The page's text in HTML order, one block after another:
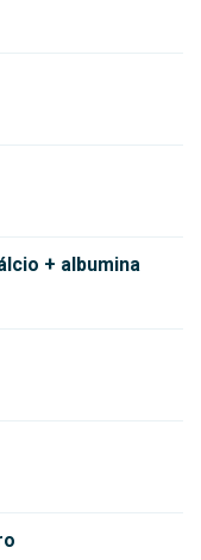
+ albumina